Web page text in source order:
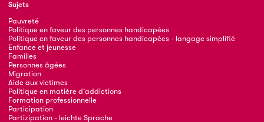
Sujets
Pauvreté
Politique en faveur des personnes handicapées
Politique en faveur des personnes handicapées - langage simplifié
Enfance et jeunesse
Familles
Personnes âgées
Migration
Aide aux victimes
Politique en matière d’addictions
Formation professionnelle
Participation
Partizipation - leichte Sprache